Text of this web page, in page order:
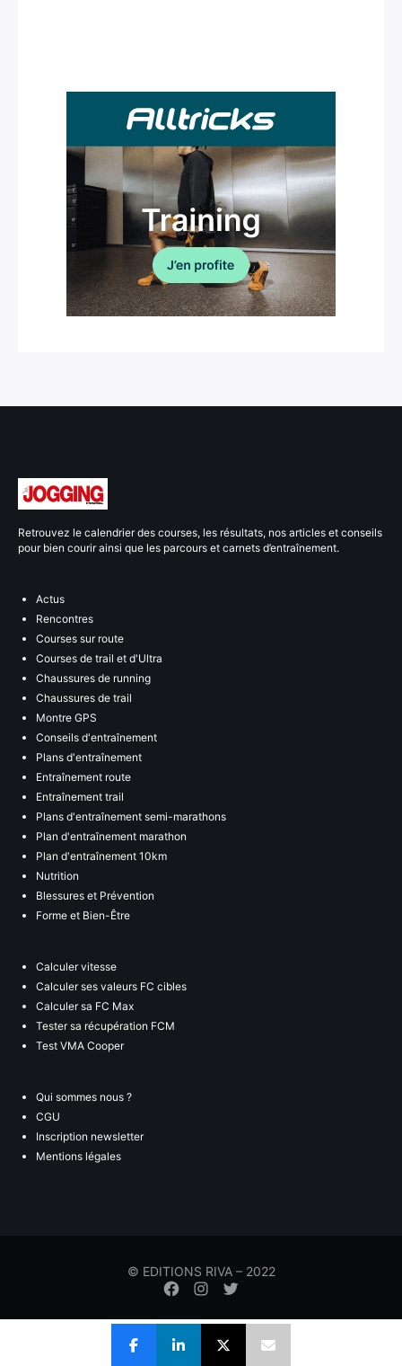
Retrouvez le calendrier des courses, les résultats, nos articles et conseils
pour bien courir ainsi que les parcours et carnets d’entraînement.
Actus
Rencontres
Courses sur route
Courses de trail et d'Ultra
Chaussures de running
Chaussures de trail
Montre GPS
Conseils d'entraînement
Plans d'entraînement
Entraînement route
Entraînement trail
Plans d'entraînement semi-marathons
Plan d'entraînement marathon
Plan d'entraînement 10km
Nutrition
Blessures et Prévention
Forme et Bien-Être
Calculer vitesse
Calculer ses valeurs FC cibles
Calculer sa FC Max
Tester sa récupération FCM
Test VMA Cooper
Qui sommes nous ?
CGU
Inscription newsletter
Mentions légales
© EDITIONS RIVA – 2022
Élément
menu